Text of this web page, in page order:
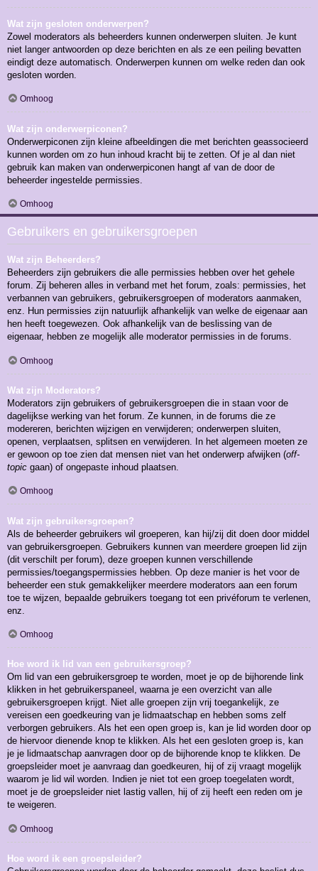
Wat zijn gesloten onderwerpen?
Zowel moderators als beheerders kunnen onderwerpen sluiten. Je kunt
niet langer antwoorden op deze berichten en als ze een peiling bevatten
eindigt deze automatisch. Onderwerpen kunnen om welke reden dan ook
gesloten worden.
Omhoog
Wat zijn onderwerpiconen?
Onderwerpiconen zijn kleine afbeeldingen die met berichten geassocieerd
kunnen worden om zo hun inhoud kracht bij te zetten. Of je al dan niet
gebruik kan maken van onderwerpiconen hangt af van de door de
beheerder ingestelde permissies.
Omhoog
Gebruikers en gebruikersgroepen
Wat zijn Beheerders?
Beheerders zijn gebruikers die alle permissies hebben over het gehele
forum. Zij beheren alles in verband met het forum, zoals: permissies, het
verbannen van gebruikers, gebruikersgroepen of moderators aanmaken,
enz. Hun permissies zijn natuurlijk afhankelijk van welke de eigenaar aan
hen heeft toegewezen. Ook afhankelijk van de beslissing van de
eigenaar, hebben ze mogelijk alle moderator permissies in de forums.
Omhoog
Wat zijn Moderators?
Moderators zijn gebruikers of gebruikersgroepen die in staan voor de
dagelijkse werking van het forum. Ze kunnen, in de forums die ze
modereren, berichten wijzigen en verwijderen; onderwerpen sluiten,
openen, verplaatsen, splitsen en verwijderen. In het algemeen moeten ze
er gewoon op toe zien dat mensen niet van het onderwerp afwijken (off-
topic gaan) of ongepaste inhoud plaatsen.
Omhoog
Wat zijn gebruikersgroepen?
Als de beheerder gebruikers wil groeperen, kan hij/zij dit doen door middel
van gebruikersgroepen. Gebruikers kunnen van meerdere groepen lid zijn
(dit verschilt per forum), deze groepen kunnen verschillende
permissies/toegangspermissies hebben. Op deze manier is het voor de
beheerder een stuk gemakkelijker meerdere moderators aan een forum
toe te wijzen, bepaalde gebruikers toegang tot een privéforum te verlenen,
enz.
Omhoog
Hoe word ik lid van een gebruikersgroep?
Om lid van een gebruikersgroep te worden, moet je op de bijhorende link
klikken in het gebruikerspaneel, waarna je een overzicht van alle
gebruikersgroepen krijgt. Niet alle groepen zijn vrij toegankelijk, ze
vereisen een goedkeuring van je lidmaatschap en hebben soms zelf
verborgen gebruikers. Als het een open groep is, kan je lid worden door op
de hiervoor dienende knop te klikken. Als het een gesloten groep is, kan
je je lidmaatschap aanvragen door op de bijhorende knop te klikken. De
groepsleider moet je aanvraag dan goedkeuren, hij of zij vraagt mogelijk
waarom je lid wil worden. Indien je niet tot een groep toegelaten wordt,
moet je de groepsleider niet lastig vallen, hij of zij heeft een reden om je
te weigeren.
Omhoog
Hoe word ik een groepsleider?